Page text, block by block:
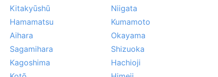
Kitakyūshū
Niigata
Hamamatsu
Kumamoto
Aihara
Okayama
Sagamihara
Shizuoka
Kagoshima
Hachioji